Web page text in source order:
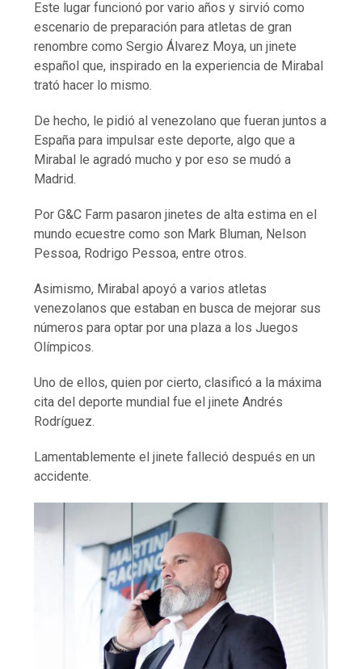
Este lugar funcionó por vario años y sirvió como
escenario de preparación para atletas de gran
renombre como Sergio Álvarez Moya, un jinete
español que, inspirado en la experiencia de Mirabal
trató hacer lo mismo.
De hecho, le pidió al venezolano que fueran juntos a
España para impulsar este deporte, algo que a
Mirabal le agradó mucho y por eso se mudó a
Madrid.
Por G&C Farm pasaron jinetes de alta estima en el
mundo ecuestre como son Mark Bluman, Nelson
Pessoa, Rodrigo Pessoa, entre otros.
Asimismo, Mirabal apoyó a varios atletas
venezolanos que estaban en busca de mejorar sus
números para optar por una plaza a los Juegos
Olímpicos.
Uno de ellos, quien por cierto, clasificó a la máxima
cita del deporte mundial fue el jinete Andrés
Rodríguez.
Lamentablemente el jinete falleció después en un
accidente.